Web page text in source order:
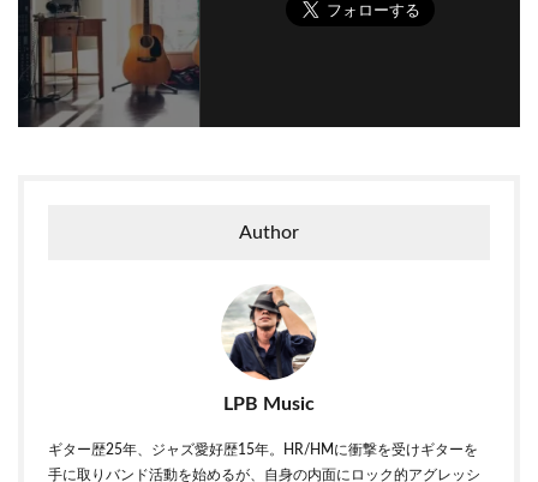
Author
LPB Music
ギター歴25年、ジャズ愛好歴15年。HR/HMに衝撃を受けギターを
手に取りバンド活動を始めるが、自身の内面にロック的アグレッシ